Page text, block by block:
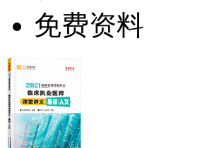
免费资料